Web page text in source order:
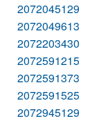
2072045129
2072049613
2072203430
2072591215
2072591373
2072591525
2072945129